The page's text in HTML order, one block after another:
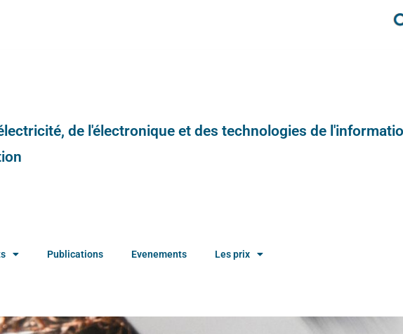
de l'électronique et des technologies de
Publications Evenements Les prix